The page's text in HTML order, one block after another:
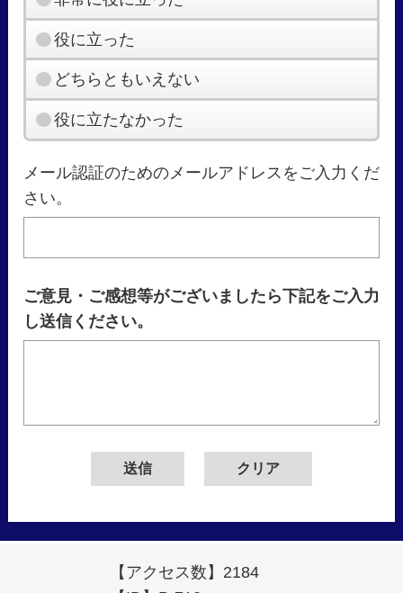
役に立った
どちらともいえない
役に立たなかった
メール認証のためのメールアドレスをご入力くだ
さい。
ご意見・ご感想等がございましたら下記をご入力
し送信ください。
【アクセス数】 2184